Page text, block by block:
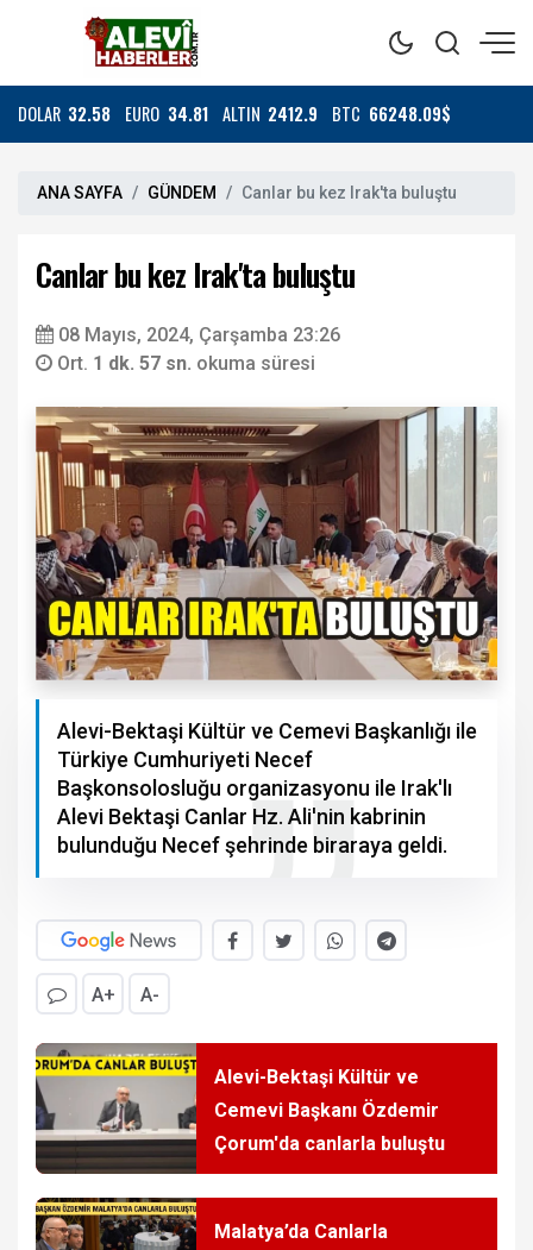
DOLAR 32.58 EURO 34.81 ALTIN 2412.9 BTC 66248.09$
ANA SAYFA GÜNDEM Canlar bu kez Irak'ta buluştu
Canlar bu kez Irak'ta buluştu
08 Mayıs, 2024, Çarşamba 23:26
Ort. 1 dk. 57 sn. okuma süresi
Alevi-Bektaşi Kültür ve Cemevi Başkanlığı ile
Türkiye Cumhuriyeti Necef
Başkonsolosluğu organizasyonu ile Irak'lı
Alevi Bektaşi Canlar Hz. Ali'nin kabrinin
bulunduğu Necef şehrinde biraraya geldi.
A+ A-
Alevi-Bektaşi Kültür ve
Cemevi Başkanı Özdemir
Çorum'da canlarla buluştu
Malatya’da Canlarla